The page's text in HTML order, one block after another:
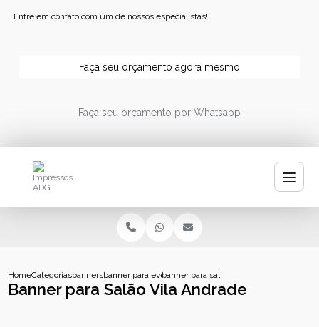
Entre em contato com um de nossos especialistas!
Faça seu orçamento agora mesmo
Faça seu orçamento por Whatsapp
HomeCategoriasbannersbanner para eventosbanner para salao vila andrade
Banner para Salão Vila Andrade